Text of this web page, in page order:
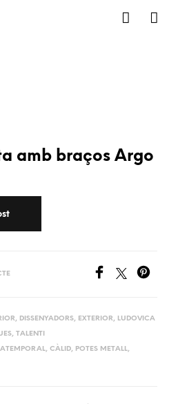
amb braços Argo
, DISSENYADORS, EXTERIOR, LUDOVICA
, TALENTI
ATEMPORAL, CÀLID, POTES METALL,